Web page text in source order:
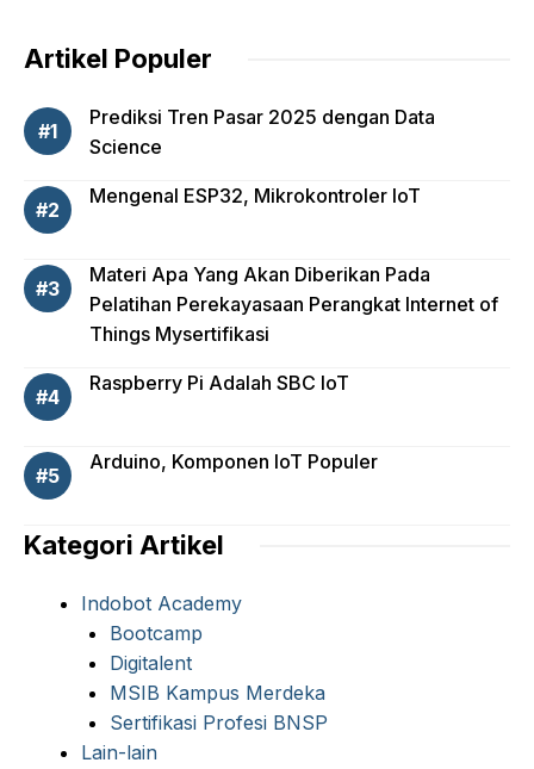
Artikel Populer
Prediksi Tren Pasar 2025 dengan Data
Science
Mengenal ESP32, Mikrokontroler IoT
Materi Apa Yang Akan Diberikan Pada
Pelatihan Perekayasaan Perangkat Internet of
Things Mysertifikasi
Raspberry Pi Adalah SBC IoT
Arduino, Komponen IoT Populer
Kategori Artikel
Indobot Academy
Bootcamp
Digitalent
MSIB Kampus Merdeka
Sertifikasi Profesi BNSP
Lain-lain